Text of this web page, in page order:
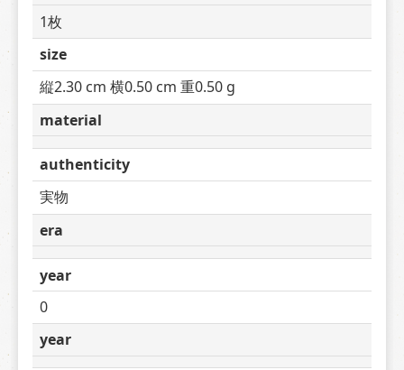
1枚
size
縦2.30 cm 横0.50 cm 重0.50 g
material
authenticity
実物
era
year
0
year